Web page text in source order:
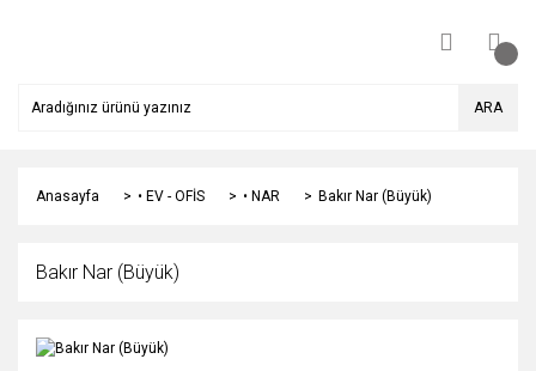
ARA
Anasayfa • EV - OFİS • NAR Bakır Nar (Büyük)
Bakır Nar (Büyük)